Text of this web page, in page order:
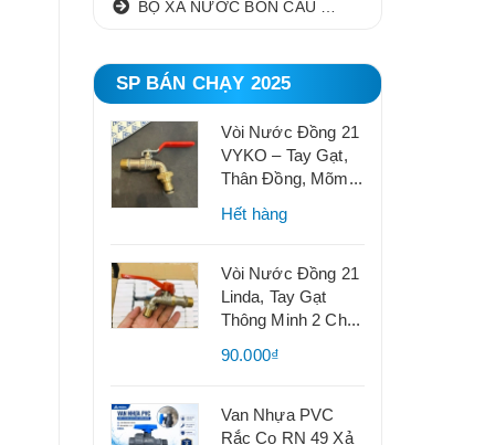
SP BÁN CHẠY 2025
Vòi Nước Đồng 21
VYKO – Tay Gạt,
Thân Đồng, Mõm...
Hết hàng
Vòi Nước Đồng 21
Linda, Tay Gạt
Thông Minh 2 Ch...
90.000₫
Van Nhựa PVC
Rắc Co RN 49 Xả